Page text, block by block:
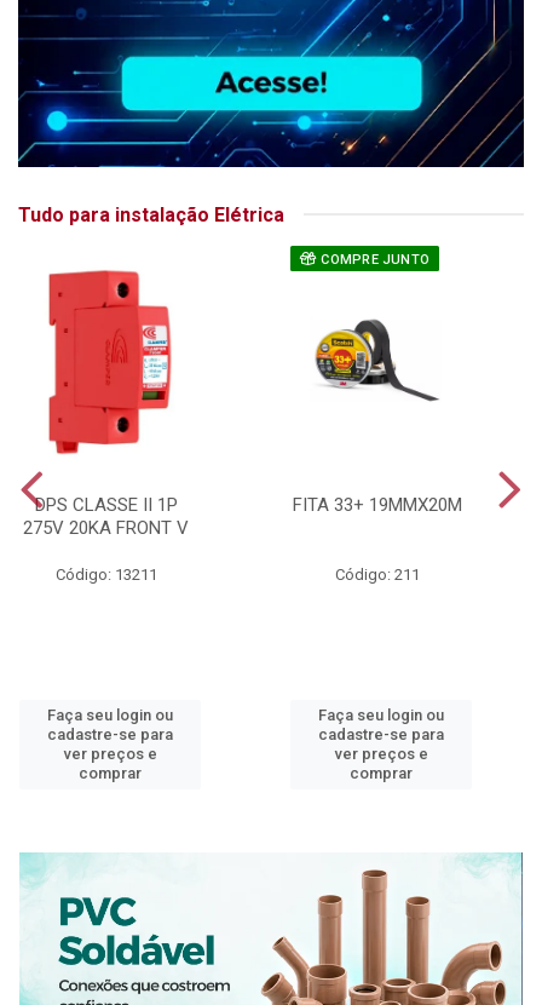
Tudo para instalação Elétrica
DPS CLASSE II 1P
275V 20KA FRONT V
Código: 13211
Faça seu login ou
cadastre-se para
ver preços e
comprar
COMPRE JUNTO
FITA 33+ 19MMX20M
Código: 211
Faça seu login ou
cadastre-se para
ver preços e
comprar